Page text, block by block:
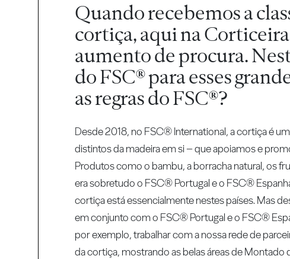
Quando recebemos a
cortiça, aqui na
aumento de procura.
do FSC® para esses
as regras do FSC®?
Desde 2018, no FSC® International, a cortiça é
distintos da madeira em si – que apoiamos e
Produtos como o bambu, a borracha natural, os
era sobretudo o FSC® Portugal e o FSC®
cortiça está essencialmente nestes países. Mas
em conjunto com o FSC® Portugal e o FSC®
por exemplo, trabalhar com a nossa rede de
da cortiça, mostrando as belas áreas de